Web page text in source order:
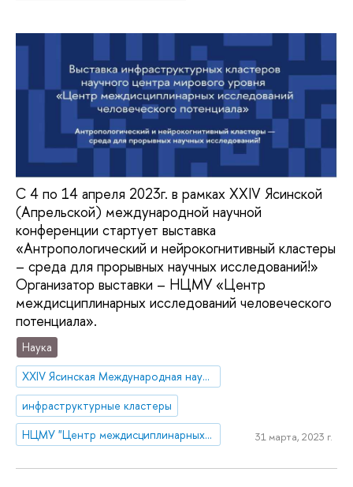
С 4 по 14 апреля 2023г. в рамках XXIV Ясинской
(Апрельской) международной научной
конференции стартует выставка
«Антропологический и нейрокогнитивный кластеры
– среда для прорывных научных исследований!»
Организатор выставки – НЦМУ «Центр
междисциплинарных исследований человеческого
потенциала».
Наука
XXIV Ясинская Международная научная конференция
инфраструктурные кластеры
НЦМУ "Центр междисциплинарных исследований человеческого потенциала"
31 марта, 2023 г.